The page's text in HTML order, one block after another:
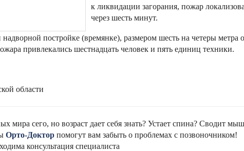
к ликвидации загорания, пожар
через шесть минут.
надворной постройке (времянке), размером шесть на четеры метра
привлекались шестнадцать человек и пять единиц техники.
области
мира сего, но возраст дает себя знать? Устает спина? Сводит
Орто-Доктор помогут вам забыть о проблемах с позвоночником!
консультация специалиста